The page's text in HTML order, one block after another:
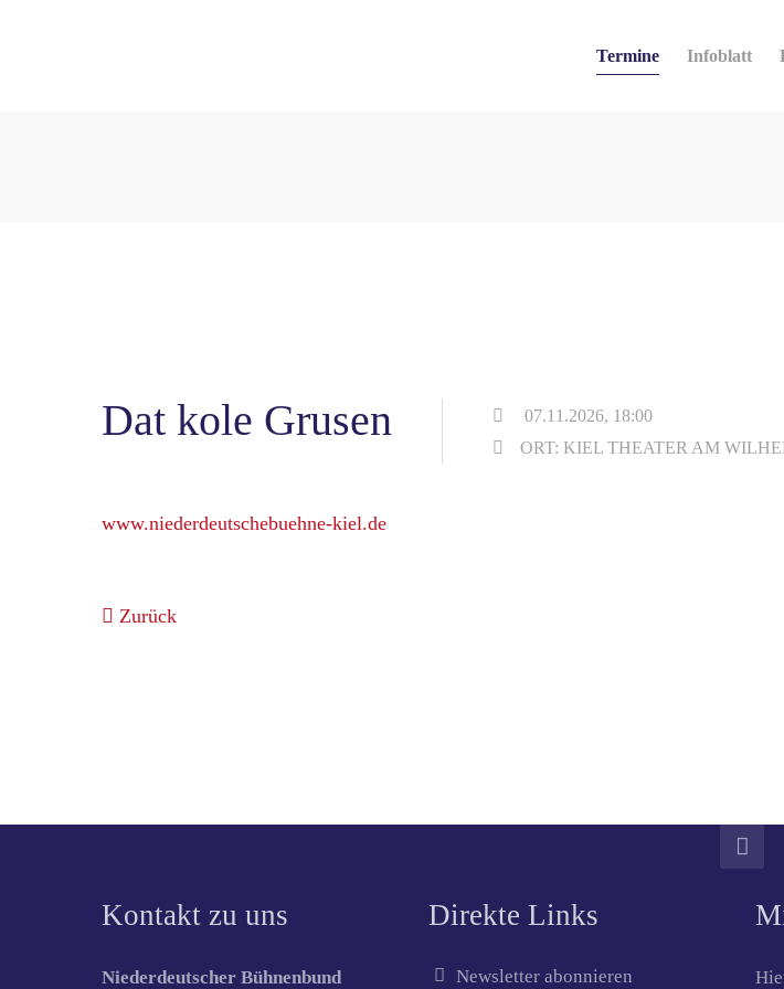
Termine Infoblatt
Dat kole Grusen
07.11.2026, 18:00
ORT: KIEL THEATER AM
www.niederdeutschebuehne-kiel.de
Zurück
Kontakt zu uns
Niederdeutscher Bühnenbund
Direkte Links
Newsletter abonnieren